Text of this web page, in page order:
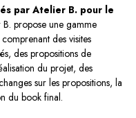
par Atelier B. pour le
propose une gamme
des visites
des propositions de
du projet, des
sur les propositions, la
du book final.